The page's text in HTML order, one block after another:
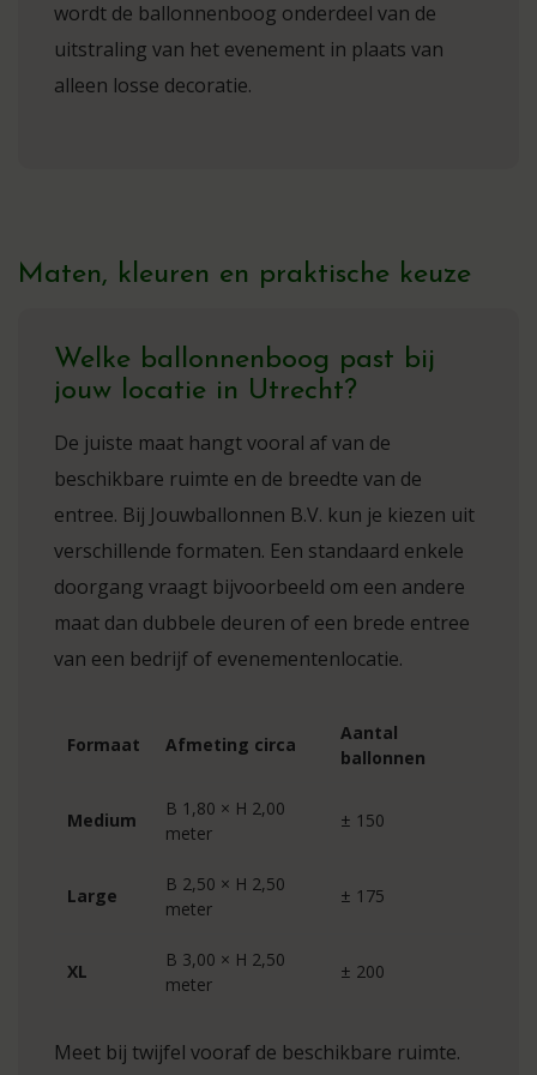
wordt de ballonnenboog onderdeel van de
uitstraling van het evenement in plaats van
alleen losse decoratie.
Maten, kleuren en praktische keuze
Welke ballonnenboog past bij
jouw locatie in Utrecht?
De juiste maat hangt vooral af van de
beschikbare ruimte en de breedte van de
entree. Bij Jouwballonnen B.V. kun je kiezen uit
verschillende formaten. Een standaard enkele
doorgang vraagt bijvoorbeeld om een andere
maat dan dubbele deuren of een brede entree
van een bedrijf of evenementenlocatie.
Formaat Afmeting circa
Aantal
ballonnen
Medium
B 1,80 × H 2,00
meter
± 150
Large
B 2,50 × H 2,50
meter
± 175
XL
B 3,00 × H 2,50
meter
± 200
Meet bij twijfel vooraf de beschikbare ruimte.